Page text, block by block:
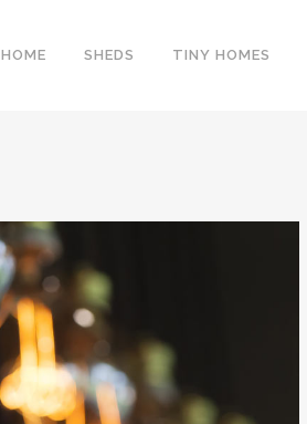
HOME SHEDS TINY HOMES